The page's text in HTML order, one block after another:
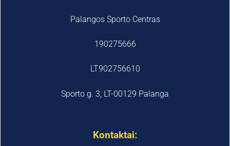
Palangos Sporto Centras
190275666
LT902756610
Sporto g. 3, LT-00129 Palanga
Kontaktai: